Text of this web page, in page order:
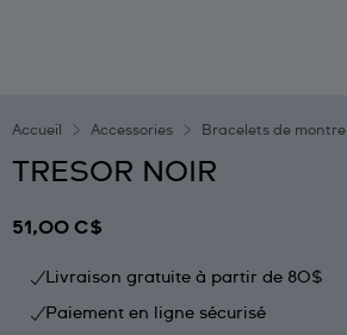
Accueil Accessories Bracelets de montre
TRESOR NOIR
51,00 C$
Livraison gratuite à partir de 80$
Paiement en ligne sécurisé